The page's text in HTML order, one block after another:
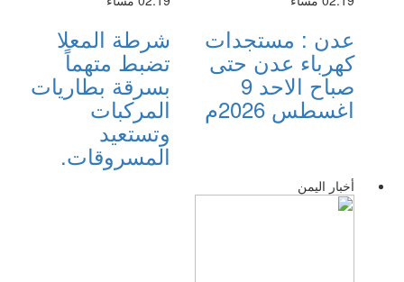
عدن : مستجدات
كهرباء عدن حتى
صباح الاحد 9
اغسطس 2026م
شرطة المعلا
تضبط متهماً
بسرقة بطاريات
المركبات
وتستعيد
المسروقات.
أخبار اليمن